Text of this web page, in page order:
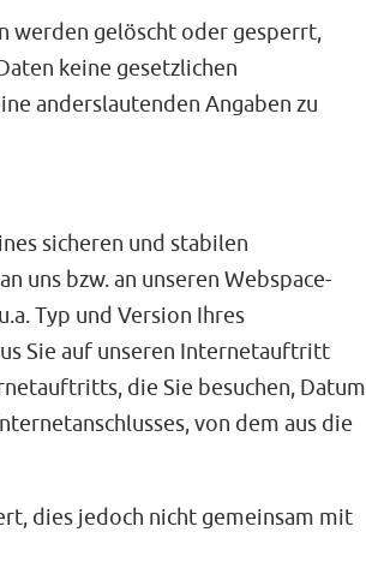
werden gelöscht oder gesperrt,
keine gesetzlichen
anderslautenden Angaben zu
sicheren und stabilen
uns bzw. an unseren Webspace-
Typ und Version Ihres
Sie auf unseren Internetauftritt
die Sie besuchen, Datum
von dem aus die
dies jedoch nicht gemeinsam mit